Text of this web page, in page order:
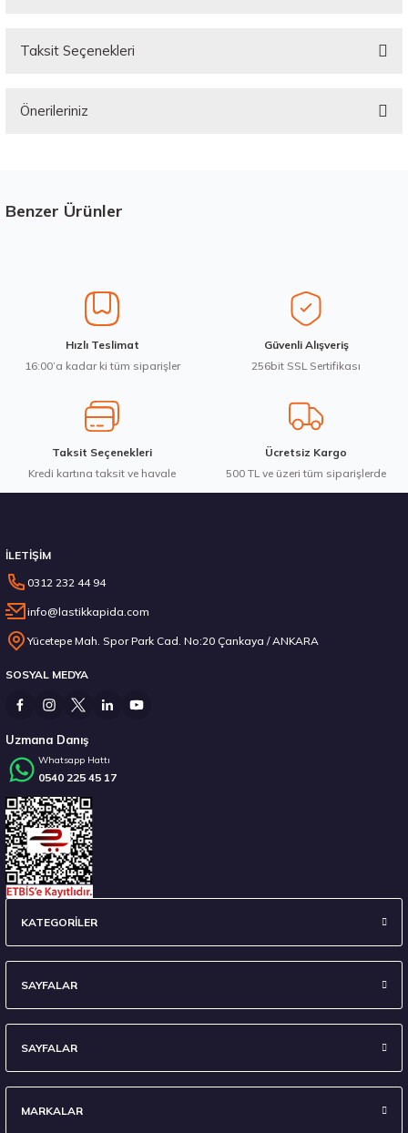
Taksit Seçenekleri
Önerileriniz
Görüş ve önerileriniz için teşekkür ederiz.
Ürün bilgilerinde hatalar bulunuyor.
Ürün fiyatı diğer sitelerden daha pahalı.
Bu ürüne benzer farklı alternatifler olmalı.
Benzer Ürünler
Hankook 205/65R16C 107/105T VanTRa LT RA18 Yaz 2026
6.792,50 ₺
Stokta 12 Adet
Hızlı Teslimat
16:00’a kadar ki tüm siparişler
Güvenli Alışveriş
256bit SSL Sertifikası
Taksit Seçenekleri
Kredi kartına taksit ve havale
Ücretsiz Kargo
500 TL ve üzeri tüm siparişlerde
İLETİŞİM
0312 232 44 94
info@lastikkapida.com
Yücetepe Mah. Spor Park Cad. No:20 Çankaya / ANKARA
SOSYAL MEDYA
Uzmana Danış
Whatsapp Hattı
0540 225 45 17
KATEGORİLER
SAYFALAR
SAYFALAR
MARKALAR